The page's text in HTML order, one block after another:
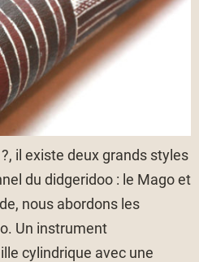
il existe deux grands styles
du didgeridoo : le Mago et
nous abordons les
Un instrument
cylindrique avec une